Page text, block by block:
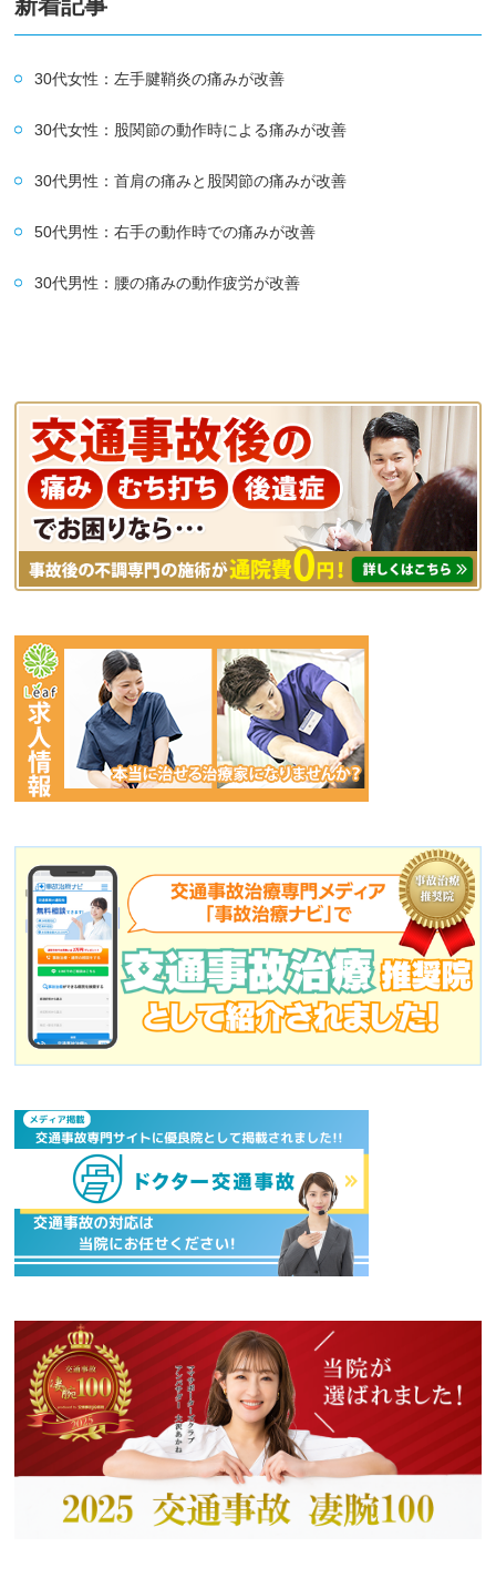
新着記事
30代女性：左手腱鞘炎の痛みが改善
30代女性：股関節の動作時による痛みが改善
30代男性：首肩の痛みと股関節の痛みが改善
50代男性：右手の動作時での痛みが改善
30代男性：腰の痛みの動作疲労が改善